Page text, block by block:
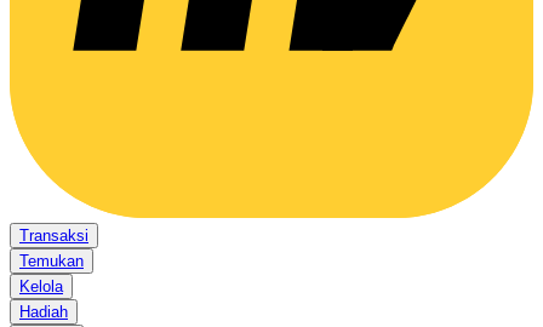
Transaksi
Temukan
Kelola
Hadiah